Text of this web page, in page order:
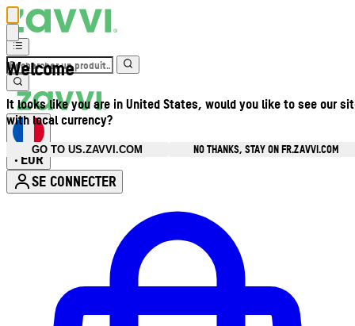
Welcome
It looks like you are in United States, would you like to see our
with local currency?
GO TO US.ZAVVI.COM
NO THANKS, STAY ON FR.ZAVVI.COM
• EUR
SE CONNECTER